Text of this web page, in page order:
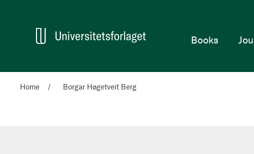
Home
Books
Home Borgar Høgetveit Berg